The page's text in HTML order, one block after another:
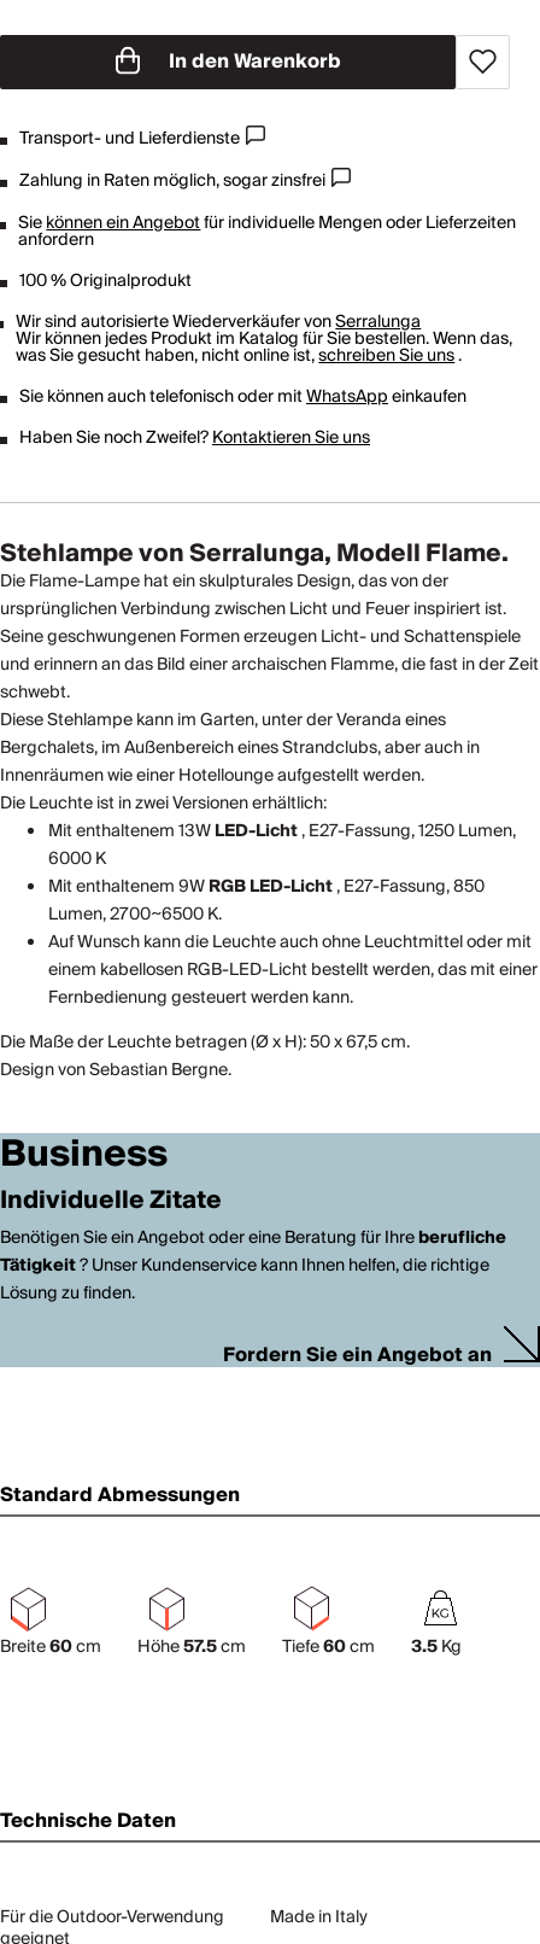
In den Warenkorb
Transport- und Lieferdienste
Zahlung in Raten möglich, sogar zinsfrei
Siekönnen ein Angebotfür individuelle Mengen oder Lieferzeiten
anfordern
100 % Originalprodukt
Wir sind autorisierte Wiederverkäufer vonSerralunga
Wir können jedes Produkt im Katalog für Sie bestellen. Wenn das,
was Sie gesucht haben, nicht online ist,schreiben Sie uns.
Sie können auch telefonisch oder mitWhatsAppeinkaufen
Haben Sie noch Zweifel?Kontaktieren Sie uns
Stehlampe von Serralunga, Modell Flame.
Die Flame-Lampe hat ein skulpturales Design, das von der
ursprünglichen Verbindung zwischen Licht und Feuer inspiriert ist.
Seine geschwungenen Formen erzeugen Licht- und Schattenspiele
und erinnern an das Bild einer archaischen Flamme, die fast in der Zeit
schwebt.
Diese Stehlampe kann im Garten, unter der Veranda eines
Bergchalets, im Außenbereich eines Strandclubs, aber auch in
Innenräumen wie einer Hotellounge aufgestellt werden.
Die Leuchte ist in zwei Versionen erhältlich:
Mit enthaltenem 13WLED-Licht, E27-Fassung, 1250 Lumen,
6000 K
Mit enthaltenem 9WRGB LED-Licht, E27-Fassung, 850
Lumen, 2700~6500 K.
Auf Wunsch kann die Leuchte auch ohne Leuchtmittel oder mit
einem kabellosen RGB-LED-Licht bestellt werden, das mit einer
Fernbedienung gesteuert werden kann.
Die Maße der Leuchte betragen (Ø x H): 50 x 67,5 cm.
Design von Sebastian Bergne.
Business
Individuelle Zitate
Benötigen Sie ein Angebot oder eine Beratung für Ihreberufliche
Tätigkeit? Unser Kundenservice kann Ihnen helfen, die richtige
Lösung zu finden.
Fordern Sie ein Angebot an
Standard Abmessungen
Breite60cm Höhe57.5cm Tiefe60cm 3.5Kg
Technische Daten
Für die Outdoor-Verwendung Made in Italy